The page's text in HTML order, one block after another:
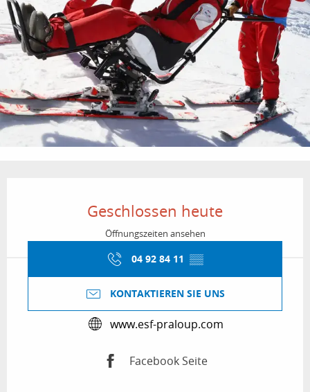
Geschlossen heute
Öffnungszeiten ansehen
04 92 84 11 ▒▒
KONTAKTIEREN SIE UNS
www.esf-praloup.com
Facebook Seite